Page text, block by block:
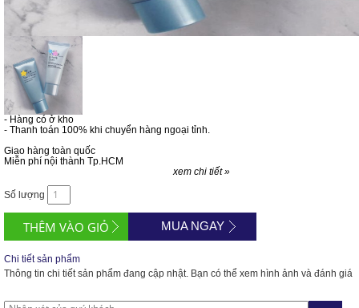
- Hàng có ở kho
- Thanh toán 100% khi chuyển hàng ngoại tỉnh.
Giao hàng toàn quốc
Miễn phí nội thành Tp.HCM
xem chi tiết »
Số lượng
MUA NGAY
Chi tiết sản phẩm
Thông tin chi tiết sản phẩm đang cập nhật. Bạn có thể xem hình ảnh và đánh giá